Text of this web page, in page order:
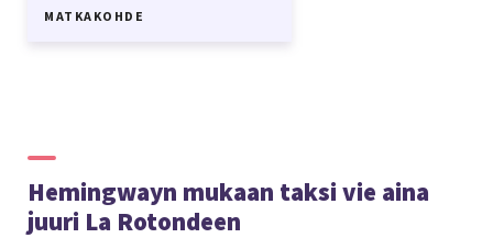
MATKAKOHDE
Hemingwayn mukaan taksi vie aina
juuri La Rotondeen